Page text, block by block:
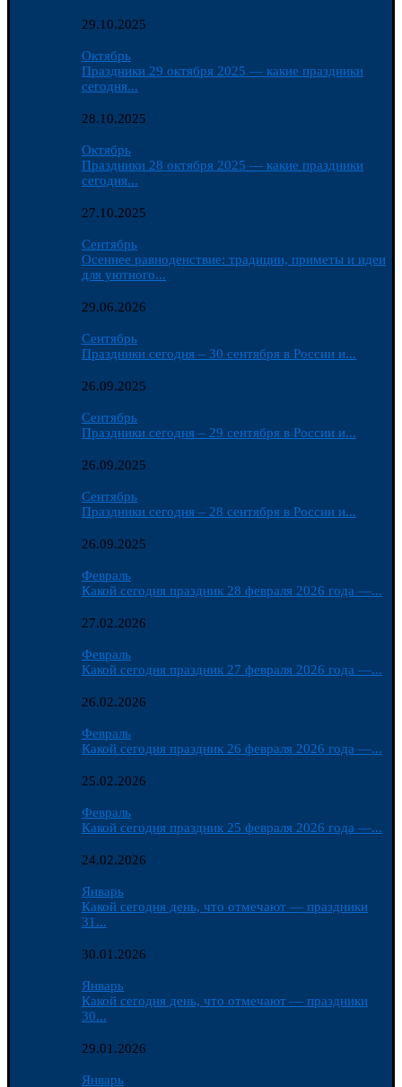
29.10.2025
Октябрь
Праздники 29 октября 2025 — какие праздники
сегодня...
28.10.2025
Октябрь
Праздники 28 октября 2025 — какие праздники
сегодня...
27.10.2025
Сентябрь
Осеннее равноденствие: традиции, приметы и идеи
для уютного...
29.06.2026
Сентябрь
Праздники сегодня – 30 сентября в России и...
26.09.2025
Сентябрь
Праздники сегодня – 29 сентября в России и...
26.09.2025
Сентябрь
Праздники сегодня – 28 сентября в России и...
26.09.2025
Февраль
Какой сегодня праздник 28 февраля 2026 года —...
27.02.2026
Февраль
Какой сегодня праздник 27 февраля 2026 года —...
26.02.2026
Февраль
Какой сегодня праздник 26 февраля 2026 года —...
25.02.2026
Февраль
Какой сегодня праздник 25 февраля 2026 года —...
24.02.2026
Январь
Какой сегодня день, что отмечают — праздники
31...
30.01.2026
Январь
Какой сегодня день, что отмечают — праздники
30...
29.01.2026
Январь